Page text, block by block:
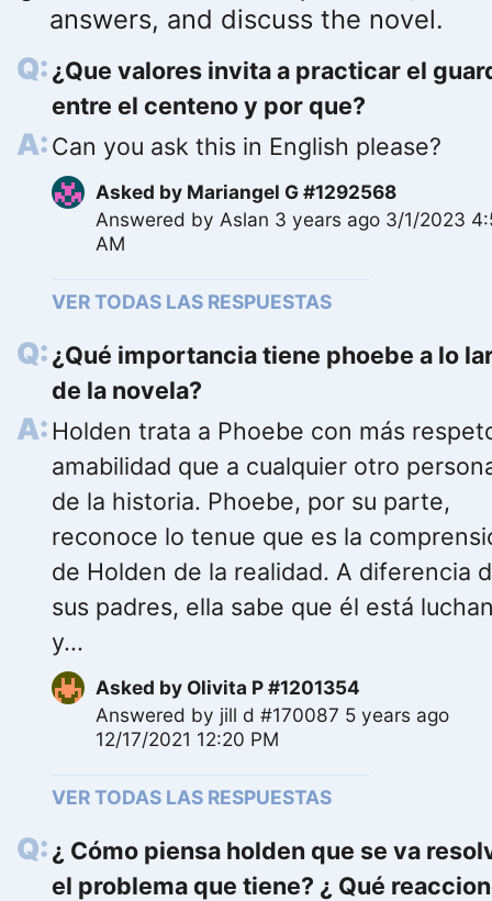
answers, and discuss the novel.
¿Que valores invita a practicar el
entre el centeno y por que?
Can you ask this in English please?
Asked by Mariangel G #1292568
Answered by Aslan 3 years ago 3/1/2023
AM
VER TODAS LAS RESPUESTAS
¿Qué importancia tiene phoebe a lo
de la novela?
Holden trata a Phoebe con más
amabilidad que a cualquier otro
de la historia. Phoebe, por su parte,
reconoce lo tenue que es la
de Holden de la realidad. A diferencia
sus padres, ella sabe que él está
y...
Asked by Olivita P #1201354
Answered by jill d #170087 5 years ago
12/17/2021 12:20 PM
VER TODAS LAS RESPUESTAS
¿ Cómo piensa holden que se va
el problema que tiene? ¿ Qué